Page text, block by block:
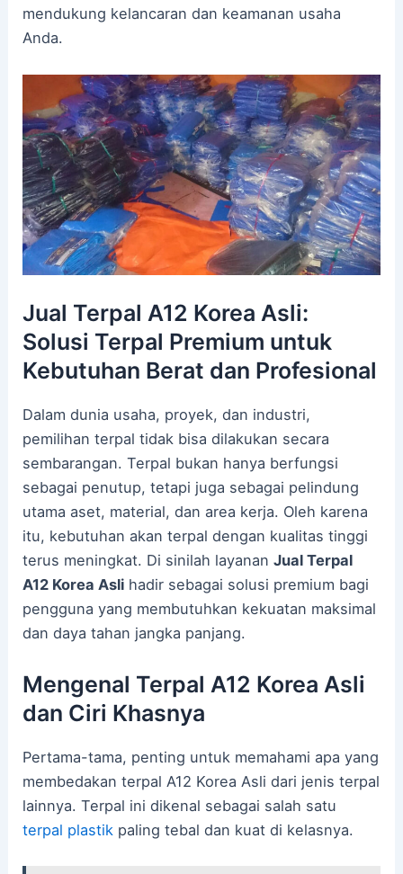
mendukung kelancaran dan keamanan usaha
Anda.
Jual Terpal A12 Korea Asli:
Solusi Terpal Premium untuk
Kebutuhan Berat dan Profesional
Dalam dunia usaha, proyek, dan industri,
pemilihan terpal tidak bisa dilakukan secara
sembarangan. Terpal bukan hanya berfungsi
sebagai penutup, tetapi juga sebagai pelindung
utama aset, material, dan area kerja. Oleh karena
itu, kebutuhan akan terpal dengan kualitas tinggi
terus meningkat. Di sinilah layananJual Terpal
A12 Korea Asli hadir sebagai solusi premium bagi
pengguna yang membutuhkan kekuatan maksimal
dan daya tahan jangka panjang.
Mengenal Terpal A12 Korea Asli
dan Ciri Khasnya
Pertama-tama, penting untuk memahami apa yang
membedakan terpal A12 Korea Asli dari jenis terpal
lainnya. Terpal ini dikenal sebagai salah satu
terpal plastik paling tebal dan kuat di kelasnya.